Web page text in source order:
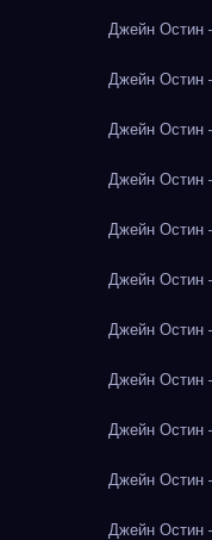
Джейн Остин
Джейн Остин
Джейн Остин
Джейн Остин
Джейн Остин
Джейн Остин
Джейн Остин
Джейн Остин
Джейн Остин
Джейн Остин
Джейн Остин